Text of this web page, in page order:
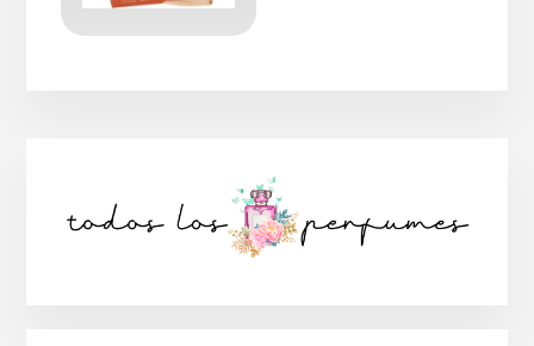
lateral